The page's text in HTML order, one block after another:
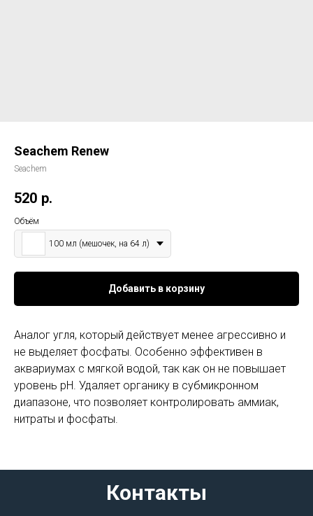
Seachem Renew
Seachem
520 р.
Объём
100 мл (мешочек, на 64 л)
Добавить в корзину
Аналог угля, который действует менее агрессивно и
не выделяет фосфаты. Особенно эффективен в
аквариумах с мягкой водой, так как он не повышает
уровень pH. Удаляет органику в субмикронном
диапазоне, что позволяет контролировать аммиак,
нитраты и фосфаты.
Контакты